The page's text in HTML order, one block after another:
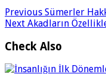
Previous Sümerler
Next Akadların
Check Also